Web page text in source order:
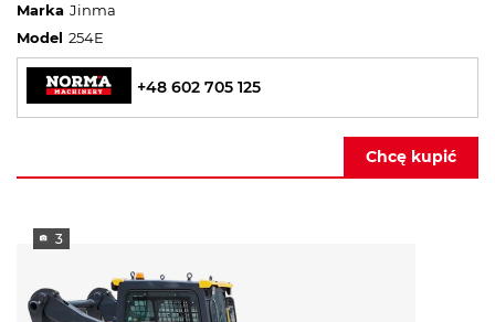
Marka Jinma
Model 254E
+48 602 705 125
Chcę kupić
3